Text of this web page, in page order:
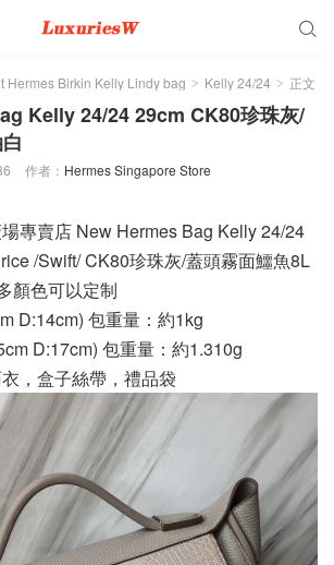

Hermes Birkin Kelly Lindy bag > Kelly 24/24 > 正文
Kelly 24/24 29cm CK80珍珠灰/
作者： Hermes Singapore Store
專賣店 New Hermes Bag Kelly 24/24
/Swift/ CK80珍珠灰/蓋頭霧面鱷魚8L
顏色可以定制
D:14cm) 包重量：約1kg
D:17cm) 包重量：約1.310g
，盒子絲帶，禮品袋